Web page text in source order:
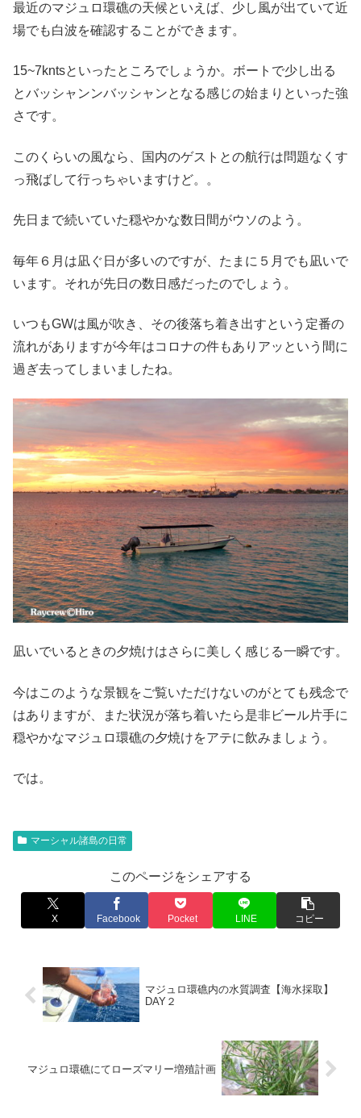
最近のマジュロ環礁の天候といえば、少し風が出ていて近
場でも白波を確認することができます。
15~7kntsといったところでしょうか。ボートで少し出る
とバッシャンンバッシャンとなる感じの始まりといった強
さです。
このくらいの風なら、国内のゲストとの航行は問題なくす
っ飛ばして行っちゃいますけど。。
先日まで続いていた穏やかな数日間がウソのよう。
毎年６月は凪ぐ日が多いのですが、たまに５月でも凪いで
います。それが先日の数日感だったのでしょう。
いつもGWは風が吹き、その後落ち着き出すという定番の
流れがありますが今年はコロナの件もありアッという間に
過ぎ去ってしまいましたね。
凪いでいるときの夕焼けはさらに美しく感じる一瞬です。
今はこのような景観をご覧いただけないのがとても残念で
はありますが、また状況が落ち着いたら是非ビール片手に
穏やかなマジュロ環礁の夕焼けをアテに飲みましょう。
では。
マーシャル諸島の日常
このページをシェアする
X Facebook Pocket LINE コピー
マジュロ環礁内の水質調査【海水採取】
DAY２
マジュロ環礁にてローズマリー増殖計画